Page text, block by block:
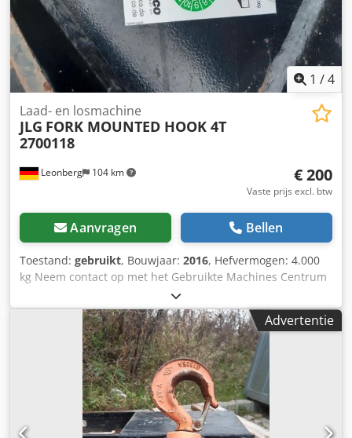
1 /4
Leonberg 104 km
Laad- en losmachine
JLG FORK MOUNTED HOOK 4T
2700118
€ 200
Vaste prijs excl. btw
Aanvragen Bellen
Toestand: gebruikt, Bouwjaar: 2016, Hefvermogen: 4.000
kg Neem contact op met het Gebruikte Machines Centrum
voor meer informatie. Dcjdozfka Ajpfx Ac Tjk
Advertentie